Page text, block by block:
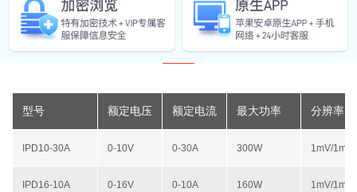
产品型号参数表
型号 额定电压 额定电流 最大功率 分辨率
IPD10-30A 0-10V 0-30A 300W 1mV/1mA
IPD16-10A 0-16V 0-10A 160W 1mV/1mA